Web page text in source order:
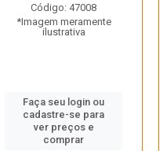
Código: 47008
*Imagem meramente
ilustrativa
Faça seu login ou
cadastre-se para
ver preços e
comprar